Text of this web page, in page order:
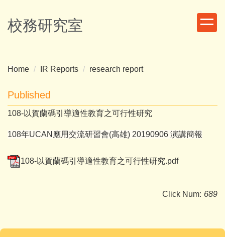
to
the
block
校務研究室
Home IR Reports research report
Published
108-以賀蘭碼引導適性教育之可行性研究
108年UCAN應用交流研習會(高雄) 20190906 演講簡報
108-以賀蘭碼引導適性教育之可行性研究.pdf
Click Num: 689